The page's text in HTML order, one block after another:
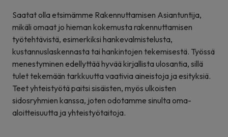
Saatat olla etsimämme Rakennuttamisen Asiantuntija,
mikäli omaat jo hieman kokemusta rakennuttamisen
työtehtävistä, esimerkiksi hankevalmistelusta,
kustannuslaskennasta tai hankintojen tekemisestä. Työssä
menestyminen edellyttää hyvää kirjallista ulosantia, sillä
tulet tekemään tarkkuutta vaativia aineistoja ja esityksiä.
Teet yhteistyötä paitsi sisäisten, myös ulkoisten
sidosryhmien kanssa, joten odotamme sinulta oma-
aloitteisuutta ja yhteistyötaitoja.